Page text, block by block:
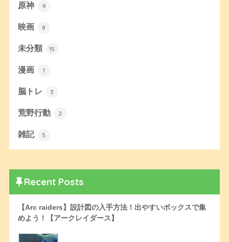
原神 9
映画 8
未分類 15
漫画 1
脳トレ 3
荒野行動 2
雑記 5
Recent Posts
【Arc raiders】設計図の入手方法！出やすいボックスで集
めよう！【アークレイダース】